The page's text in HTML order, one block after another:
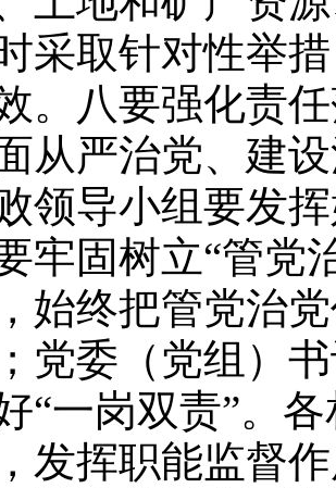
采取针对性举
。八要强化责
从严治党、建
领导小组要发
牢固树立“管党
始终把管党治
党委（党组）
“一岗双责”。
发挥职能监督